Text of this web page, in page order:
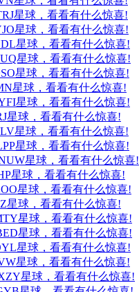
星球，看看有什么惊喜!
星球，看看有什么惊喜!
星球，看看有什么惊喜!
星球，看看有什么惊喜!
星球，看看有什么惊喜!
星球，看看有什么惊喜!
星球，看看有什么惊喜!
星球，看看有什么惊喜!
星球，看看有什么惊喜!
星球，看看有什么惊喜!
星球，看看有什么惊喜!
星球，看看有什么惊喜!
星球，看看有什么惊喜!
星球，看看有什么惊喜!
星球，看看有什么惊喜!
星球，看看有什么惊喜!
星球，看看有什么惊喜!
星球，看看有什么惊喜!
星球，看看有什么惊喜!